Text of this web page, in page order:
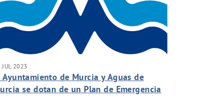
2023
Ayuntamiento de Murcia y Aguas de
se dotan de un Plan de Emergencia